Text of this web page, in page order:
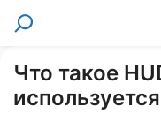
Перейти
Поиск
Что такое